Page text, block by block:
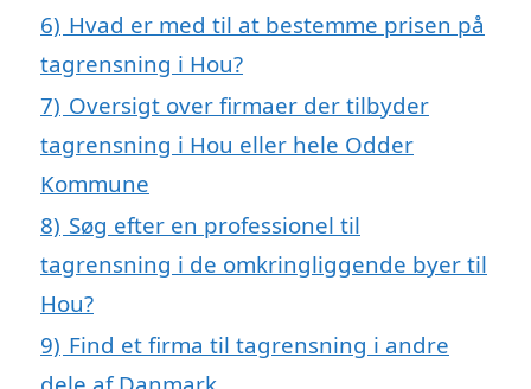
6) Hvad er med til at bestemme prisen på
tagrensning i Hou?
7) Oversigt over firmaer der tilbyder
tagrensning i Hou eller hele Odder
Kommune
8) Søg efter en professionel til
tagrensning i de omkringliggende byer til
Hou?
9) Find et firma til tagrensning i andre